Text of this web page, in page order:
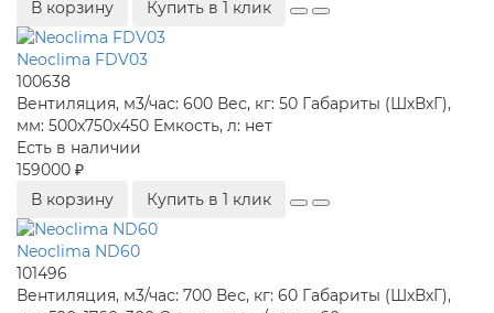
В корзину Купить в 1 клик
Neoclima FDV03
100638
Вентиляция, м3/час: 600 Вес, кг: 50 Габариты (ШхВхГ),
мм: 500x750x450 Емкость, л: нет
Есть в наличии
159000 ₽
В корзину
Купить в 1 клик
Neoclima ND60
101496
Вентиляция, м3/час: 700 Вес, кг: 60 Габариты (ШхВхГ),